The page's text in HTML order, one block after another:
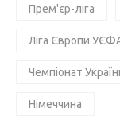
Прем'єр-ліга
Ліга Європи
Чемпіонат
Німеччина